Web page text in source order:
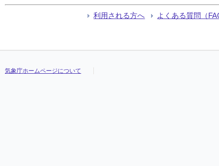
利用される方へ よくある質問（
気象庁ホームページについて